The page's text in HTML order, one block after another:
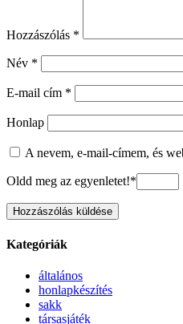
Hozzászólás *
Név *
E-mail cím *
Honlap
A nevem, e-mail-címem, és
Oldd meg az egyenletet!*
Kategóriák
általános
honlapkészítés
sakk
társasjáték